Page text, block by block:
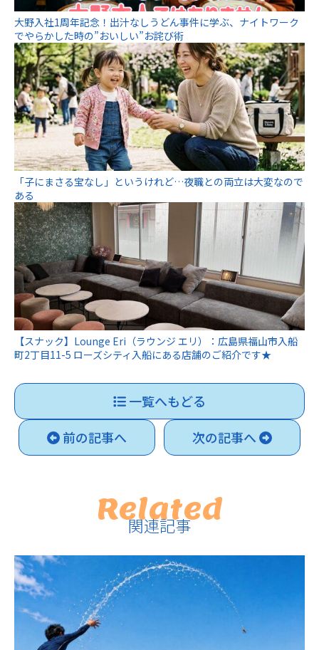
大野入社1周年記念！出汁なしうどん事件に学ぶ、ナイトワーク
でやらかした時の”おいしい”お詫び術
「子にまさる宝なし」というけれど…夜職との両立は大変なので
ある
【スナック】Lounge Eri（ラウンジ エリ）：広島県福山市入船
町2丁目11-5 ローズシティ入船にある店舗のご紹介です★
一覧へもどる
前の記事へ
次の記事へ
Related
関連記事